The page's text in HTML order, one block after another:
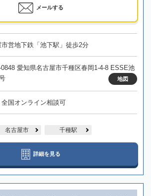
メールする
営地下鉄「池下駅」徒歩2分
愛知県名古屋市千種区春岡1-4-8 ESSE池
地図
国オンライン相談可
名古屋市 千種駅
詳細を見る